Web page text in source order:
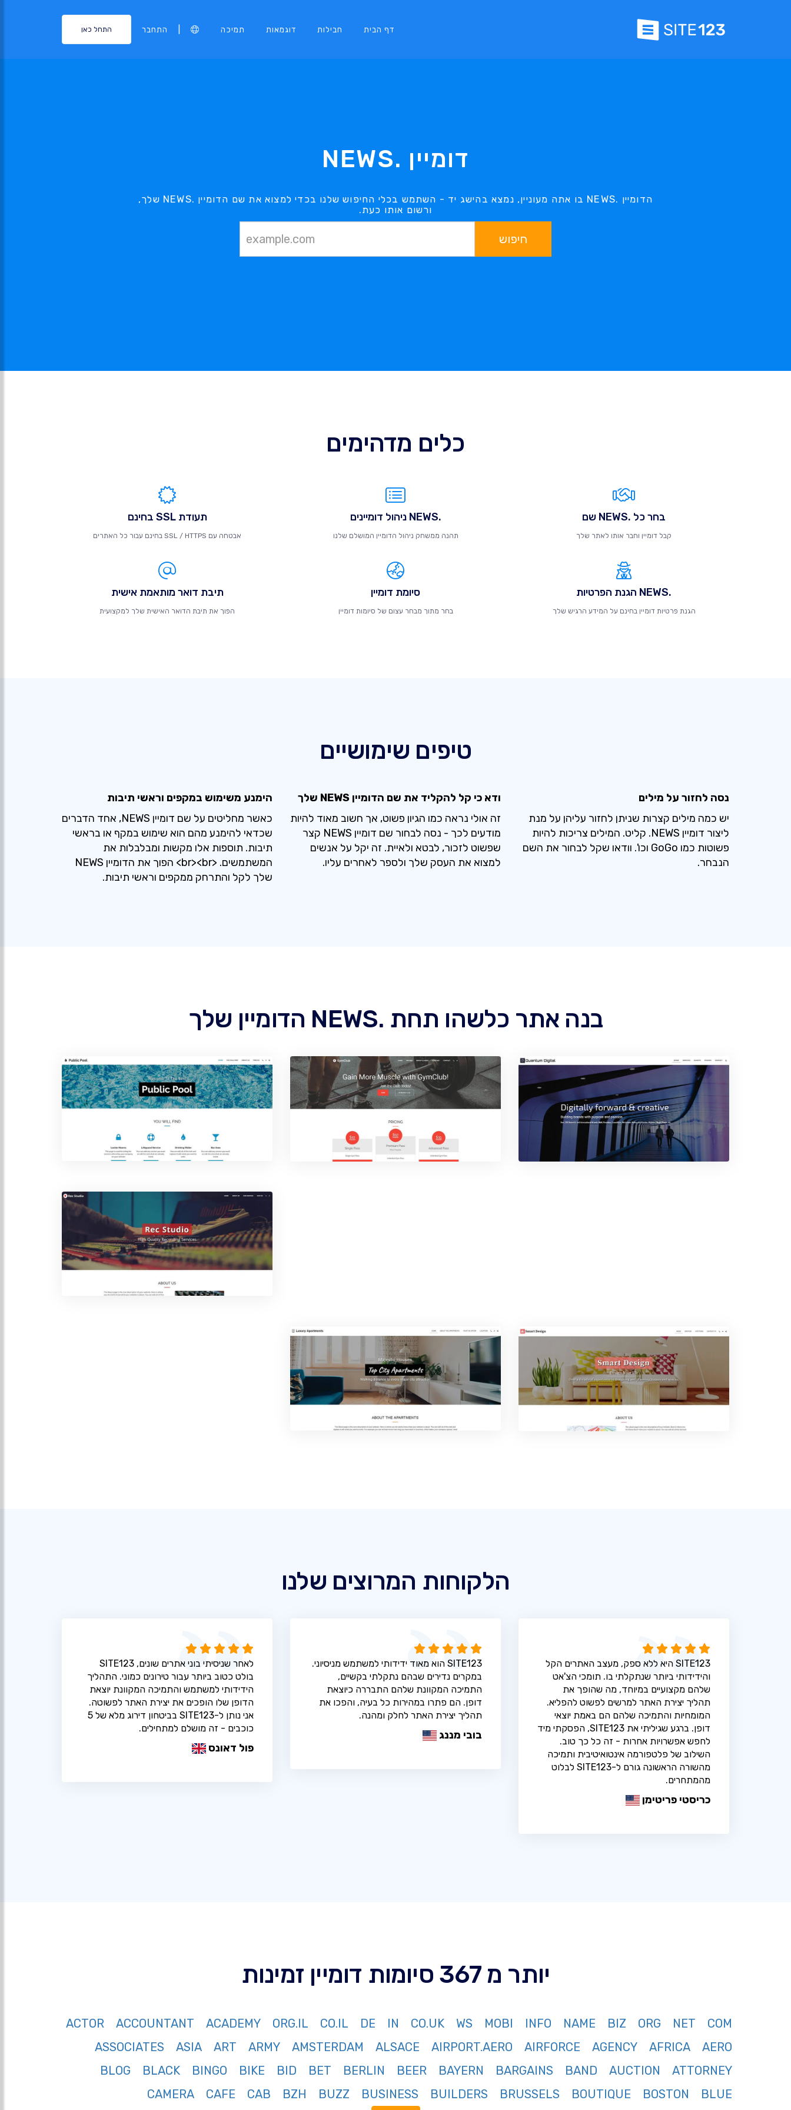
דף הבית חבילות דוגמאות תמיכה התחבר התחל כאן
דומיין .NEWS
הדומיין .NEWS בו אתה מעוניין, נמצא בהישג יד - השתמש בכלי החיפוש שלנו בכדי למצוא את שם הדומיין .NEWS שלך,
ורשום אותו כעת.
חיפוש
כלים מדהימים
בחר כל .NEWS שם
קבל דומיין וחבר אותו לאתר שלך
.NEWS ניהול דומיינים
תהנה ממשחק ניהול הדומיין המושלם שלנו
תעודת SSL בחינם
אבטחה עם SSL / HTTPS בחינם עבור כל האתרים
.NEWS הגנת הפרטיות
הגנת פרטיות דומיין בחינם על המידע הרגיש שלך
סיומת דומיין
בחר מתוך מבחר עצום של סיומות דומיין
תיבת דואר מותאמת אישית
הפוך את תיבת הדואר האישית שלך למקצועית
טיפים שימושיים
נסה לחזור על מילים
יש כמה מילים קצרות שניתן לחזור עליהן על מנת
ליצור דומיין NEWS. קליט. המילים צריכות להיות
פשוטות כמו GoGo וכו'. וודאו שקל לבחור את השם
הנבחר.
ודא כי קל להקליד את שם הדומיין NEWS שלך
זה אולי נראה כמו הגיון פשוט, אך חשוב מאוד להיות
מודעים לכך - נסה לבחור שם דומיין NEWS קצר
שפשוט לזכור, לבטא ולאיית. זה יקל על אנשים
למצוא את העסק שלך ולספר לאחרים עליו.
הימנע משימוש במקפים וראשי תיבות
כאשר מחליטים על שם דומיין NEWS, אחד הדברים
שכדאי להימנע מהם הוא שימוש במקף או בראשי
תיבות. תוספות אלו מקשות ומבלבלות את
המשתמשים. <br><br> הפוך את הדומיין NEWS
שלך לקל והתרחק ממקפים וראשי תיבות.
בנה אתר כלשהו תחת .NEWS הדומיין שלך
הלקוחות המרוצים שלנו
SITE123 היא ללא ספק, מעצב האתרים הקל
והידידותי ביותר שנתקלתי בו. תומכי הצ'אט
שלהם מקצועיים במיוחד, מה שהופך את
תהליך יצירת האתר למרשים לפשוט להפליא.
המומחיות והתמיכה שלהם הם באמת יוצאי
דופן. ברגע שגיליתי את SITE123, הפסקתי מיד
לחפש אפשרויות אחרות - זה כל כך טוב.
השילוב של פלטפורמה אינטואיטיבית ותמיכה
מהשורה הראשונה גורם ל-SITE123 לבלוט
מהמתחרים.
כריסטי פריטימן
SITE123 הוא מאוד ידידותי למשתמש מניסיוני.
במקרים נדירים שבהם נתקלתי בקשיים,
התמיכה המקוונת שלהם התבררה כיוצאת
דופן. הם פתרו במהירות כל בעיה, והפכו את
תהליך יצירת האתר לחלק ומהנה.
בובי מננג
לאחר שניסיתי בוני אתרים שונים, SITE123
בולט כטוב ביותר עבור טירונים כמוני. התהליך
הידידותי למשתמש והתמיכה המקוונת יוצאת
הדופן שלו הופכים את יצירת האתר לפשוטה.
אני נותן ל-SITE123 בביטחון דירוג מלא של 5
כוכבים - זה מושלם למתחילים.
פול דאונס
יותר מ 367 סיומות דומיין זמינות
COM
NET
ORG
BIZ
NAME
INFO
MOBI
WS
CO.UK
IN
DE
CO.IL
ORG.IL
ACADEMY
ACCOUNTANT
ACTOR
AERO
AFRICA
AGENCY
AIRFORCE
AIRPORT.AERO
ALSACE
AMSTERDAM
ARMY
ART
ASIA
ASSOCIATES
ATTORNEY
AUCTION
BAND
BARGAINS
BAYERN
BEER
BERLIN
BET
BID
BIKE
BINGO
BLACK
BLOG
BLUE
BOSTON
BOUTIQUE
BRUSSELS
BUILDERS
BUSINESS
BUZZ
BZH
CAB
CAFE
CAMERA